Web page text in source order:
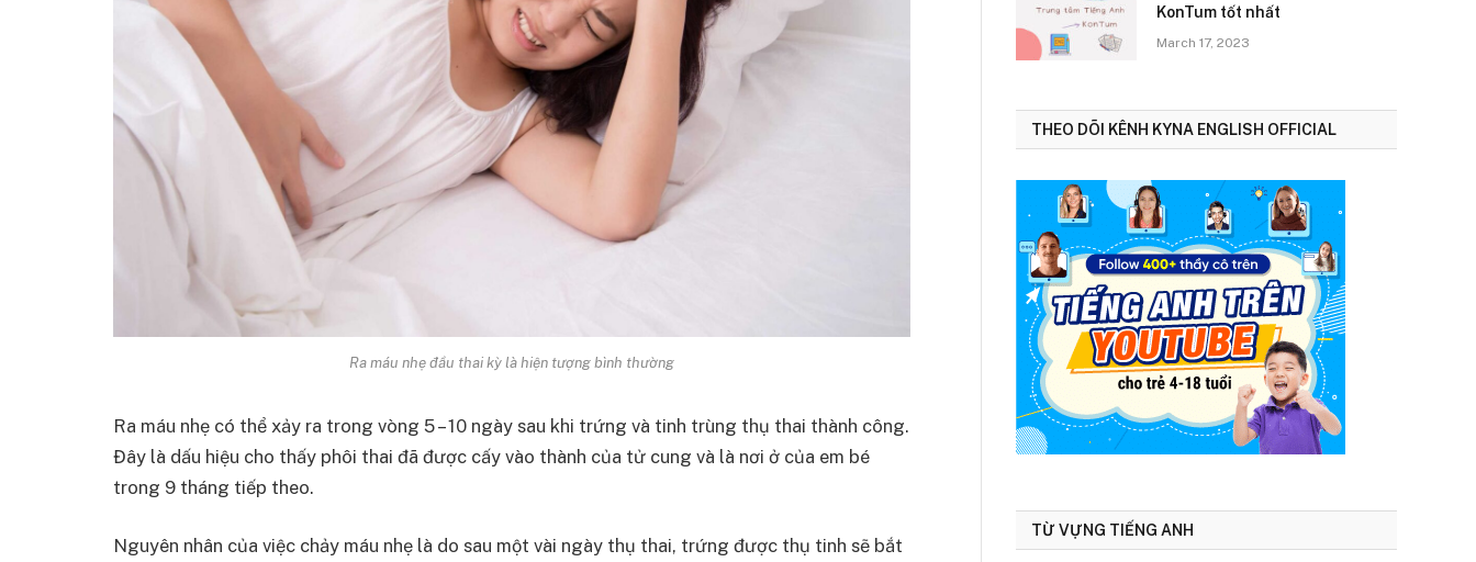
Ra máu nhẹ đầu thai kỳ là hiện tượng bình thường
Ra máu nhẹ có thể xảy ra trong vòng 5 – 10 ngày sau khi trứng và tinh trùng thụ thai thành công.
Đây là dấu hiệu cho thấy phôi thai đã được cấy vào thành của tử cung và là nơi ở của em bé
trong 9 tháng tiếp theo.
Nguyên nhân của việc chảy máu nhẹ là do sau một vài ngày thụ thai, trứng được thụ tinh sẽ bắt
KonTum tốt nhất
March 17, 2023
THEO DÕI KÊNH KYNA ENGLISH OFFICIAL
TỪ VỰNG TIẾNG ANH